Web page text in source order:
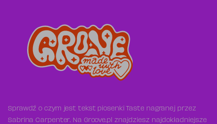
Sprawdź o czym jest tekst piosenki Taste nagranej przez
Sabrina Carpenter. Na Groove.pl znajdziesz najdokładniejsze